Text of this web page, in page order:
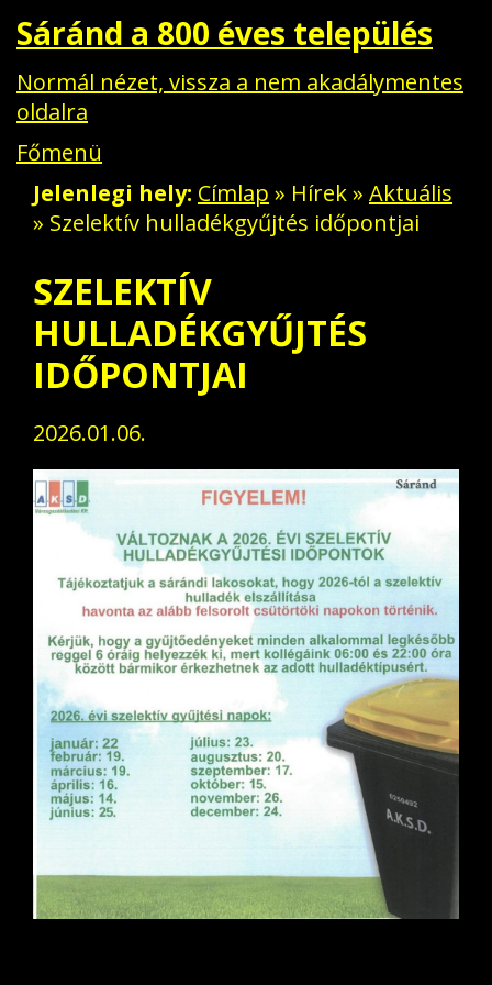
Sáránd a 800 éves település
Normál nézet, vissza a nem akadálymentes
oldalra
Főmenü
Aktuális
Jelenlegi hely Címlap » Hírek» Aktuális
» Szelektív hulladékgyűjtés időpontjai
SZELEKTÍV
HULLADÉKGYŰJTÉS
IDŐPONTJAI
2026.01.06.